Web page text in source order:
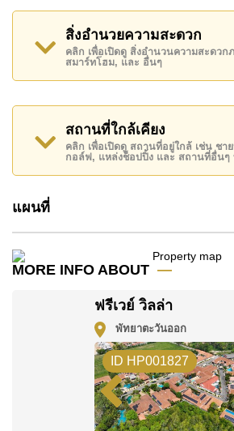
bedroom if needed.
Freeway Villas is located between
and Horseshoe Point Country Club
this area is popular with ExPat
long term 12 month basis with a 2
deposit.
Cornerstone Real Estateon
Emailinfo@cornerstone.co.thfor
make an appointment
สิ่งอำนวยความสะดวก
คลิก เพื่อเปิดดู สิ่งอำนวนความสะดวก
สมาร์ทโฮม, และ อื่นๆ
สถานที่ใกล้เคียง
คลิก เพื่อเปิดดู สถานที่อยู่ใกล้ เช่น ชา
กอล์ฟ, แหล่งช็อปปิ้ง และ สถานที่อื่นๆ
แผนที่
MORE INFO ABOUT
ฟรีเวย์ วิลล่า
พัทยาตะวันออก
ID HP001827